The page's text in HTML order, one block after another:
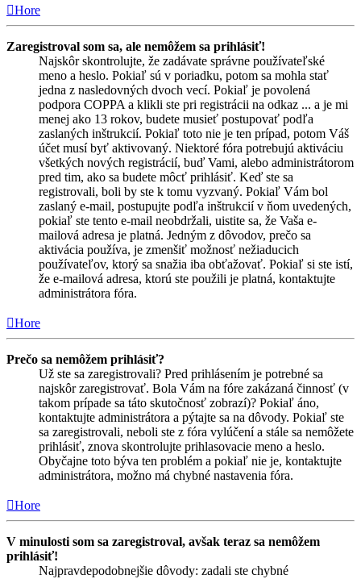
Hore
Zaregistroval som sa, ale nemôžem sa prihlásiť!
Najskôr skontrolujte, že zadávate správne používateľské
meno a heslo. Pokiaľ sú v poriadku, potom sa mohla stať
jedna z nasledovných dvoch vecí. Pokiaľ je povolená
podpora COPPA a klikli ste pri registrácii na odkaz ... a je mi
menej ako 13 rokov, budete musieť postupovať podľa
zaslaných inštrukcií. Pokiaľ toto nie je ten prípad, potom Váš
účet musí byť aktivovaný. Niektoré fóra potrebujú aktiváciu
všetkých nových registrácií, buď Vami, alebo administrátorom
pred tim, ako sa budete môcť prihlásiť. Keď ste sa
registrovali, boli by ste k tomu vyzvaný. Pokiaľ Vám bol
zaslaný e-mail, postupujte podľa inštrukcií v ňom uvedených,
pokiaľ ste tento e-mail neobdržali, uistite sa, že Vaša e-
mailová adresa je platná. Jedným z dôvodov, prečo sa
aktivácia používa, je zmenšiť možnosť nežiaducich
používateľov, ktorý sa snažia iba obťažovať. Pokiaľ si ste istí,
že e-mailová adresa, ktorú ste použili je platná, kontaktujte
administrátora fóra.
Hore
Prečo sa nemôžem prihlásiť?
Už ste sa zaregistrovali? Pred prihlásením je potrebné sa
najskôr zaregistrovať. Bola Vám na fóre zakázaná činnosť (v
takom prípade sa táto skutočnosť zobrazí)? Pokiaľ áno,
kontaktujte administrátora a pýtajte sa na dôvody. Pokiaľ ste
sa zaregistrovali, neboli ste z fóra vylúčení a stále sa nemôžete
prihlásiť, znova skontrolujte prihlasovacie meno a heslo.
Obyčajne toto býva ten problém a pokiaľ nie je, kontaktujte
administrátora, možno má chybné nastavenia fóra.
Hore
V minulosti som sa zaregistroval, avšak teraz sa nemôžem
prihlásiť!
Najpravdepodobnejšie dôvody: zadali ste chybné